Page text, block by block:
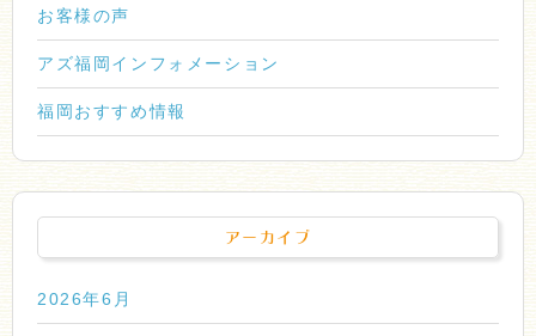
お客様の声
アズ福岡インフォメーション
福岡おすすめ情報
アーカイブ
2026年6月